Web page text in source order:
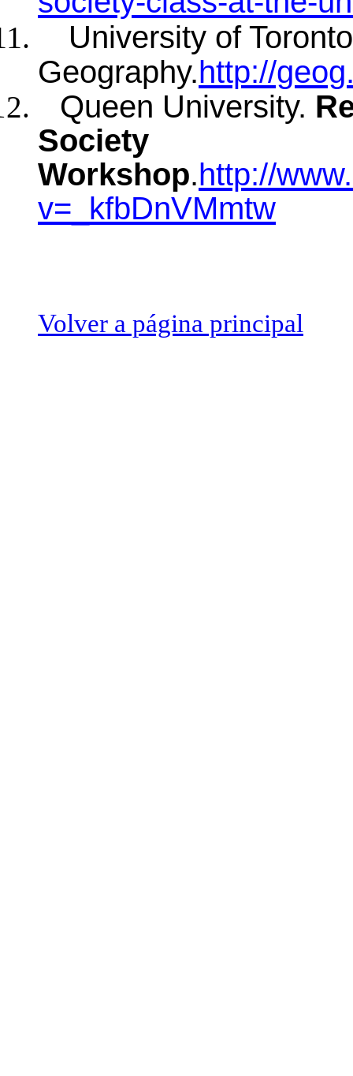
University of
Geography.http://
Queen University.
Society
Workshop.http://
v=_kfbDnVMmtw
Volver a página principal